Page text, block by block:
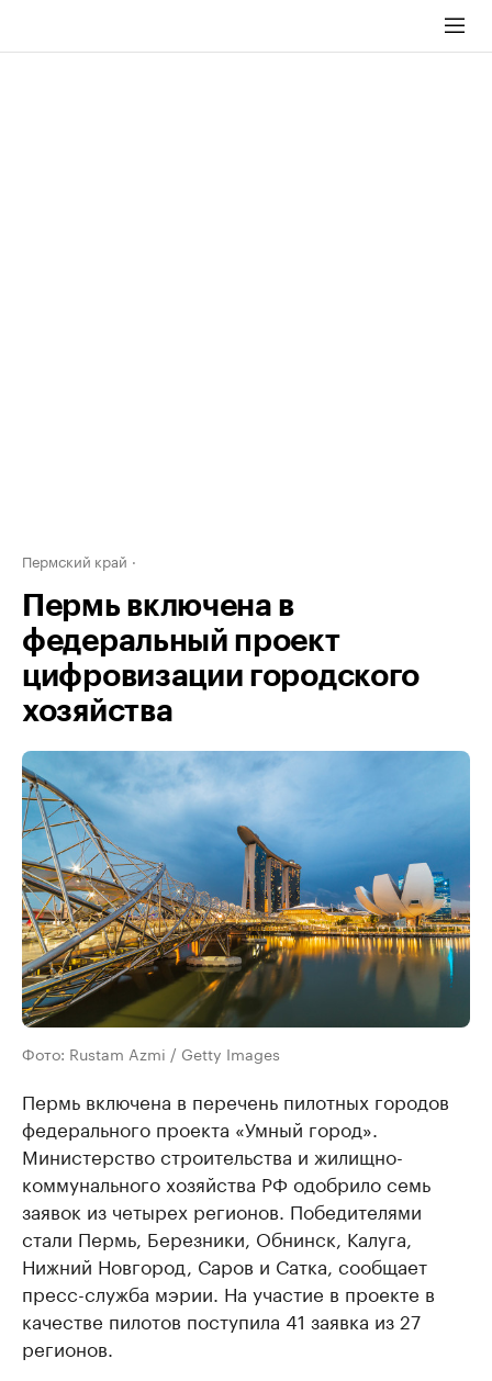
Пермский край
Пермь включена в
федеральный проект
цифровизации городского
хозяйства
Фото: Rustam Azmi / Getty Images
Пермь включена в перечень пилотных городов
федерального проекта «Умный город».
Министерство строительства и жилищно-
коммунального хозяйства РФ одобрило семь
заявок из четырех регионов. Победителями
стали Пермь, Березники, Обнинск, Калуга,
Нижний Новгород, Саров и Сатка, сообщает
пресс-служба мэрии. На участие в проекте в
качестве пилотов поступила 41 заявка из 27
регионов.